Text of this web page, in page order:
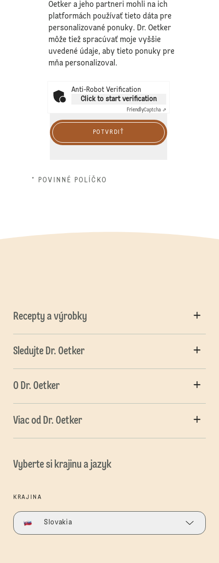
Oetker a jeho partneri mohli na ich
platformách používať tieto dáta pre
personalizované ponuky. Dr. Oetker
môže tiež spracúvať moje vyššie
uvedené údaje, aby tieto ponuky pre
mňa personalizoval.
Anti-Robot Verification
Click to start verification
FriendlyCaptcha ⇗
POTVRDIŤ
* POVINNÉ POLÍČKO
Recepty a výrobky
Sledujte Dr. Oetker
O Dr. Oetker
Viac od Dr. Oetker
Vyberte si krajinu a jazyk
KRAJINA
Slovakia